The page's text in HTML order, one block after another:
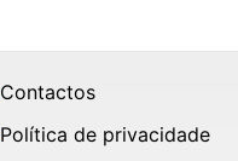
Contactos
Política de privacidade